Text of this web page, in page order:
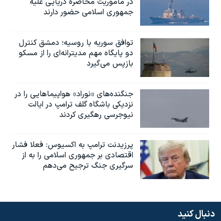
جمهوری اسلامی حضور دارند
توافق سوریه با روسیه؛ دمشق کنترل
دو پایگاه مهم مدیترانه‌ای را از مسکو
بازپس می‌گیرد
جنگنده‌های «نوراد» هواپیماهایی را در
نزدیکی باشگاه گلف ترامپ در ایالت
نیوجرسی رهگیری کردند
پرزیدنت ترامپ به اکسیوس: فعلا فشار
اقتصادی بر جمهوری اسلامی را به از
سرگیری جنگ ترجیح می‌دهم
دنبال کنید